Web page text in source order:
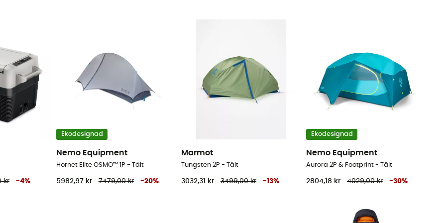
kr -4%
Ekodesignad
Nemo Equipment
Hornet Elite OSMO™ 1P - Tält
5982,97 kr 7479,00 kr -20%
Marmot
Tungsten 2P - Tält
3032,31 kr 3499,00 kr -13%
Ekodesignad
Nemo Equipment
Aurora 2P & Footprint - Tält
2804,18 kr 4029,00 kr -30%